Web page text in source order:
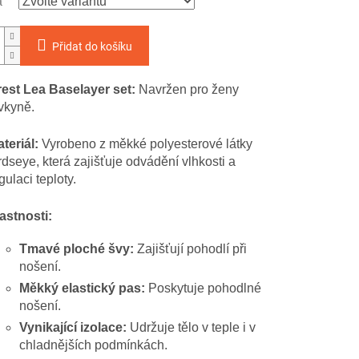
Přidat do košíku
Lea Baselayer set: Navržen pro ženy
Vyrobeno z měkké polyesterové látky
která zajišťuje odvádění vlhkosti a
teploty.
Tmavé ploché švy: Zajišťují pohodlí při
nošení.
Měkký elastický pas: Poskytuje pohodlné
nošení.
Vynikající izolace: Udržuje tělo v teple i v
chladnějších podmínkách.